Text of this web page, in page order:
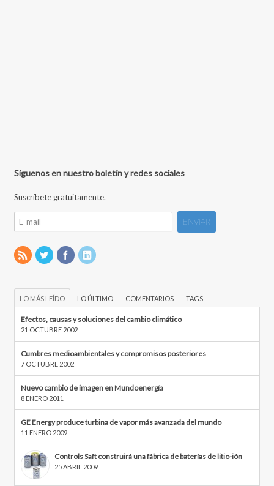
Síguenos en nuestro boletín y redes sociales
Suscríbete gratuitamente.
LO MÁS LEÍDO LO ÚLTIMO COMENTARIOS TAGS
Efectos, causas y soluciones del cambio climático
21 OCTUBRE 2002
Cumbres medioambientales y compromisos posteriores
7 OCTUBRE 2002
Nuevo cambio de imagen en Mundoenergía
8 ENERO 2011
GE Energy produce turbina de vapor más avanzada del mundo
11 ENERO 2009
Controls Saft construirá una fábrica de baterías de litio-ión
25 ABRIL 2009